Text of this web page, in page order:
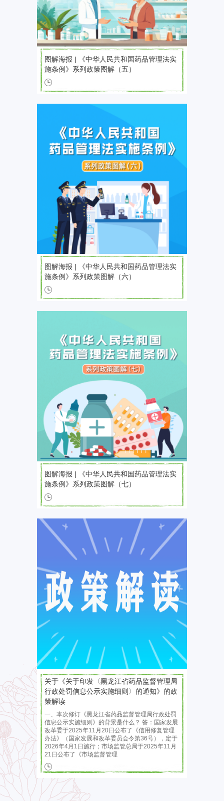
图解海报 | 《中华人民共和国药品管理法实
施条例》系列政策图解（五）
图解海报 | 《中华人民共和国药品管理法实
施条例》系列政策图解（六）
图解海报 | 《中华人民共和国药品管理法实
施条例》系列政策图解（七）
关于《关于印发〈黑龙江省药品监督管理局
行政处罚信息公示实施细则〉的通知》的政
策解读
一、本次修订《黑龙江省药品监督管理局行政处罚
信息公示实施细则》的背景是什么？ 答：国家发展
改革委于2025年11月20日公布了《信用修复管理
办法》（国家发展和改革委员会令第36号），定于
2026年4月1日施行；市场监管总局于2025年11月
21日公布了《市场监督管理